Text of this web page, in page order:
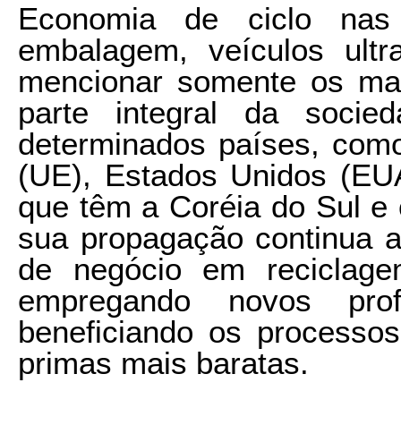
Economia de ciclo
embalagem, veículos
mencionar somente os
parte integral da
determinados países,
(UE), Estados Unidos
que têm a Coréia do Sul
sua propagação continua
de negócio em
empregando novos
beneficiando os
primas mais baratas.